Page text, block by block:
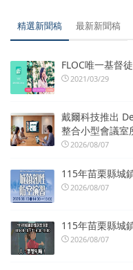
精選新聞稿 最新新聞稿
FLOC唯一基督
2021/03/29
戴爾科技推出
整合小型會議室
2026/08/07
115年苗栗縣城
2026/08/07
115年苗栗縣城
2026/08/07